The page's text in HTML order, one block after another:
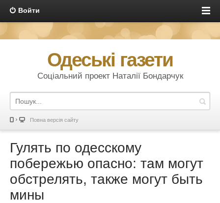
Войти
Одеські газети
Соціальний проект Наталії Бондарчук
Повна версія сайту
Гулять по одесскому
побережью опасно: там могут
обстрелять, также могут быть
мины